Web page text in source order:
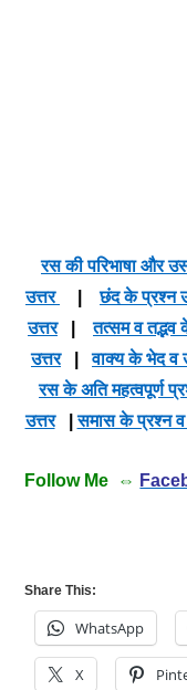
रस की परिभाषा और
उत्तर
|छंद के प्रश्न
उत्तर|तत्सम व तद्भव
उत्तर|वाक्य के भेद व
रस के अति महत्वपूर्ण
उत्तर|समास के प्रश्न व
Follow Me ⇔
Share This:
WhatsApp
X